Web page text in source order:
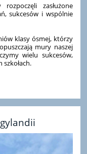
zasłużone
sukcesów i wspólnie
klasy ósmej, którzy
mury naszej
wielu sukcesów,